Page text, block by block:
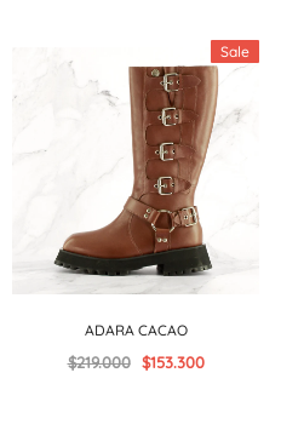
Sale
ADARA CACAO
$219.000 $153.300